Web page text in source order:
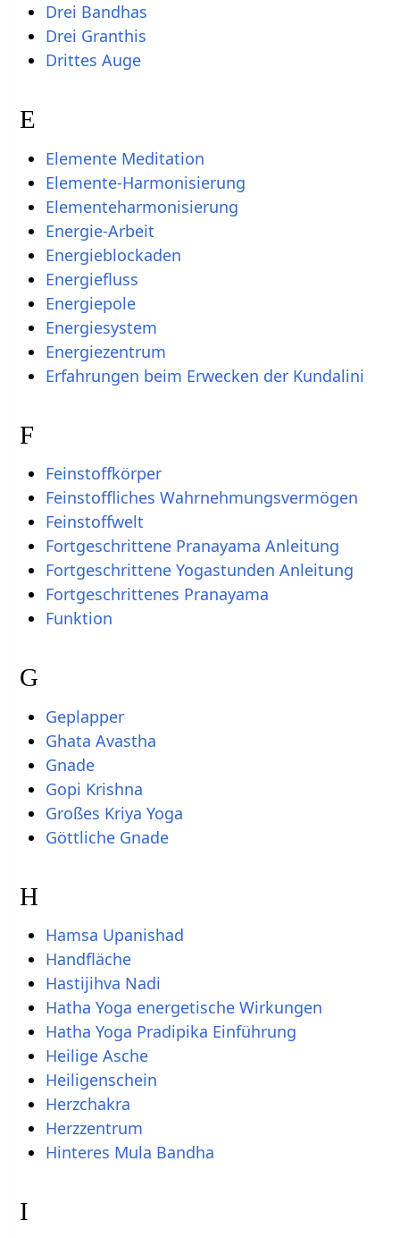
Drei Bandhas
Drei Granthis
Drittes Auge
E
Elemente Meditation
Elemente-Harmonisierung
Elementeharmonisierung
Energie-Arbeit
Energieblockaden
Energiefluss
Energiepole
Energiesystem
Energiezentrum
Erfahrungen beim Erwecken der Kundalini
F
Feinstoffkörper
Feinstoffliches Wahrnehmungsvermögen
Feinstoffwelt
Fortgeschrittene Pranayama Anleitung
Fortgeschrittene Yogastunden Anleitung
Fortgeschrittenes Pranayama
Funktion
G
Geplapper
Ghata Avastha
Gnade
Gopi Krishna
Großes Kriya Yoga
Göttliche Gnade
H
Hamsa Upanishad
Handfläche
Hastijihva Nadi
Hatha Yoga energetische Wirkungen
Hatha Yoga Pradipika Einführung
Heilige Asche
Heiligenschein
Herzchakra
Herzzentrum
Hinteres Mula Bandha
I